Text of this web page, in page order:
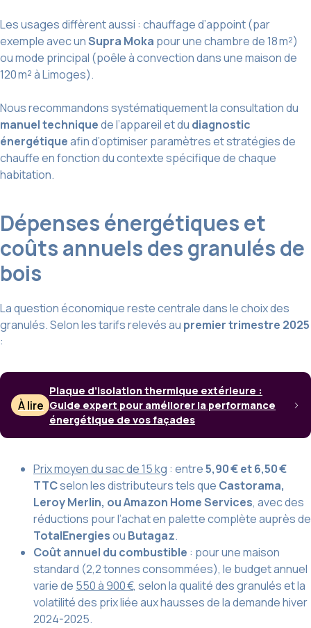
Les usages diffèrent aussi : chauffage d’appoint (par
exemple avec unSupra Moka pour une chambre de 18 m²)
ou mode principal (poêle à convection dans une maison de
120 m² à Limoges).
Nous recommandons systématiquement la consultation du
manuel techniquede l’appareil et du diagnostic
énergétiqueafin d’optimiser paramètres et stratégies de
chauffe en fonction du contexte spécifique de chaque
habitation.
Dépenses énergétiques et
coûts annuels des granulés de
bois
La question économique reste centrale dans le choix des
granulés. Selon les tarifs relevés au premier trimestre 2025
:
À lire
Plaque d’isolation thermique extérieure :
Guide expert pour améliorer la performance
énergétique de vos façades
Prix moyen du sac de 15 kg : entre5,90 € et 6,50 €
TTCselon les distributeurs tels que Castorama,
Leroy Merlin, ou Amazon Home Services, avec des
réductions pour l’achat en palette complète auprès de
TotalEnergiesou Butagaz.
Coût annuel du combustible : pour une maison
standard (2,2 tonnes consommées), le budget annuel
varie de 550 à 900 €, selon la qualité des granulés et la
volatilité des prix liée aux hausses de la demande hiver
2024-2025.